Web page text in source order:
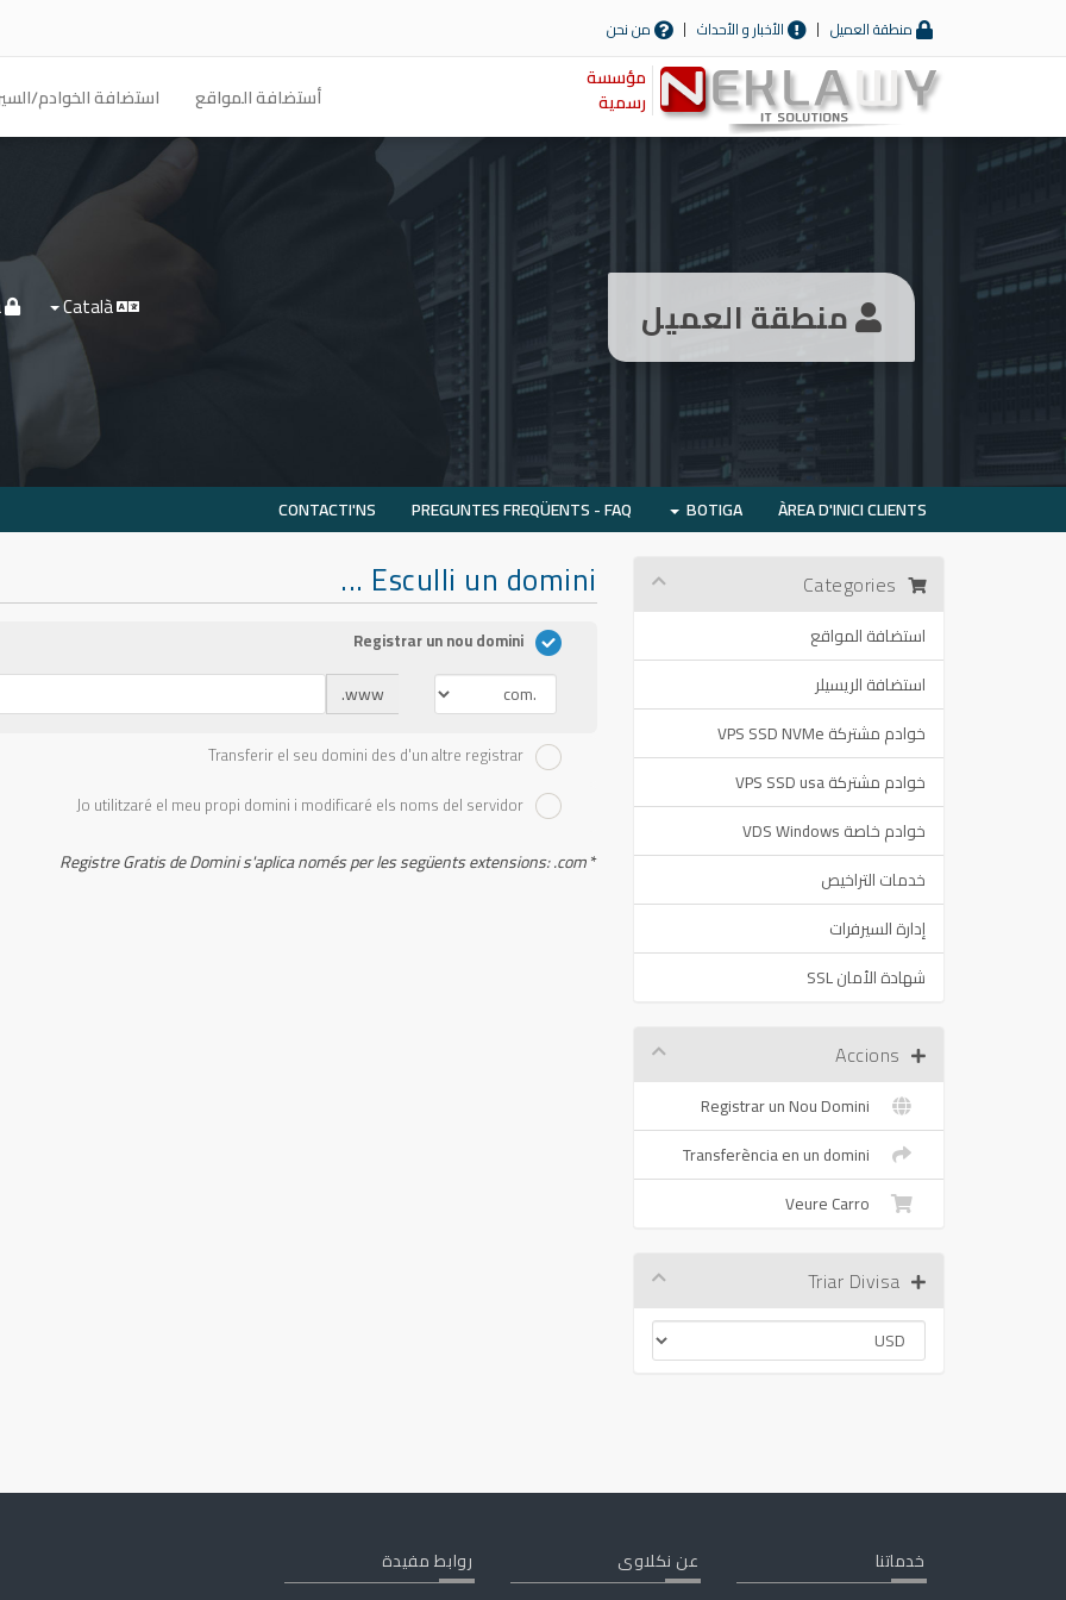
منطقة العميل الأخبار و الأحداث من نحن
مؤسسة
رسمية
أستضافة المواقع استضافة الخوادم/
منطقة العميل Entrada
ÀREA D'INICI CLIENTS
BOTIGA
PREGUNTES FREQÜENTS - FAQ
CONTACTI'NS
استضافة المواقع
استضافة الريسيلر
خوادم مشتركة VPS SSD NVMe
خوادم مشتركة VPS SSD usa
خوادم خاصة VDS Windows
خدمات التراخيص
إدارة السيرفرات
شهادة الأمان SSL
Esculli un domini ...
Registrar un nou domini
www.
Transferir el seu domini des d'un altre registrar
Jo utilitzaré el meu propi domini i modificaré els noms del servidor
*
Registre Gratis de Domini s'aplica només per les següents extensions: .com
خدماتنا عن نكلاوى روابط مفيدة